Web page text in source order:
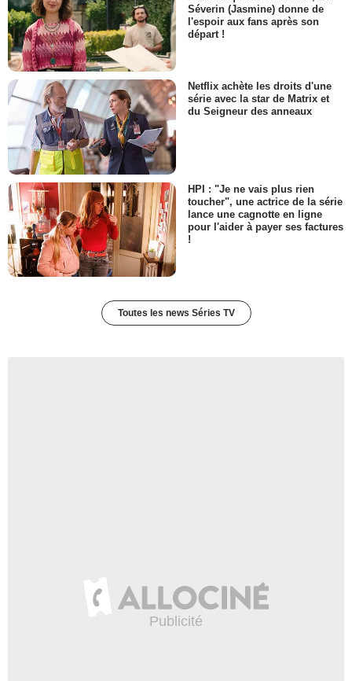
Séverin (Jasmine) donne de
l'espoir aux fans après son
départ !
Netflix achète les droits d'une
série avec la star de Matrix et
du Seigneur des anneaux
HPI : "Je ne vais plus rien
toucher", une actrice de la série
lance une cagnotte en ligne
pour l'aider à payer ses factures
!
Toutes les news Séries TV